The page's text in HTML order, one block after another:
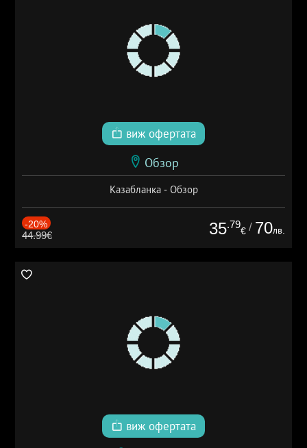
виж офертата
Обзор
Казабланка - Обзор
-20%
44.99€ 35.79
€ / 70лв.
виж офертата